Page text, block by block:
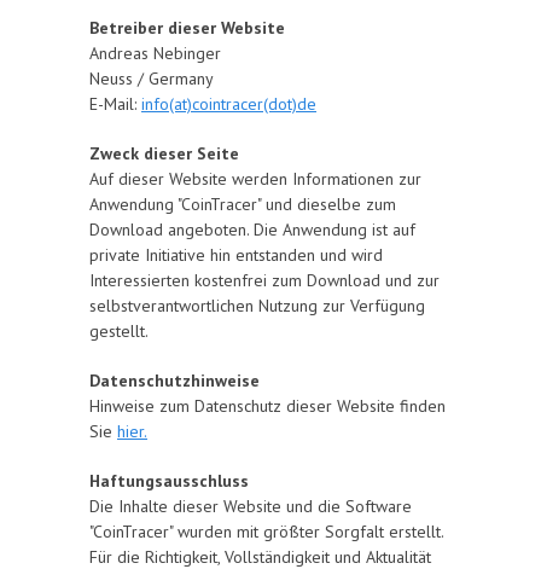
Betreiber dieser Website
Andreas Nebinger
Neuss / Germany
E-Mail: info(at)cointracer(dot)de
Zweck dieser Seite
Auf dieser Website werden Informationen zur
Anwendung "CoinTracer" und dieselbe zum
Download angeboten. Die Anwendung ist auf
private Initiative hin entstanden und wird
Interessierten kostenfrei zum Download und zur
selbstverantwortlichen Nutzung zur Verfügung
gestellt.
Datenschutzhinweise
Hinweise zum Datenschutz dieser Website finden
Sie hier.
Haftungsausschluss
Die Inhalte dieser Website und die Software
"CoinTracer" wurden mit größter Sorgfalt erstellt.
Für die Richtigkeit, Vollständigkeit und Aktualität